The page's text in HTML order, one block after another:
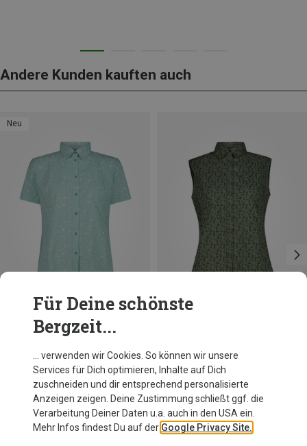
Andere Kunden kauften auch
Neu
+1
Damen Bluse
CMP
Damen Bluse
41,82 €
Für Deine schönste
Bergzeit...
… verwenden wir Cookies. So können wir unsere
Services für Dich optimieren, Inhalte auf Dich
zuschneiden und dir entsprechend personalisierte
Anzeigen zeigen. Deine Zustimmung schließt ggf. die
Verarbeitung Deiner Daten u.a. auch in den USA ein.
Mehr Infos findest Du auf der Google Privacy Site.